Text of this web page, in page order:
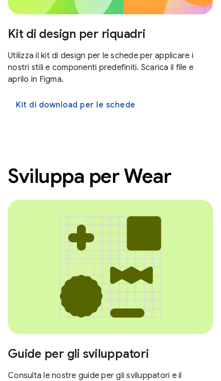
Kit di design per riquadri
Utilizza il kit di design per le schede per applicare i
nostri stili e componenti predefiniti. Scarica il file e
aprilo in Figma.
Kit di download per le schede
Sviluppa per Wear
Guide per gli sviluppatori
Consulta le nostre guide per gli sviluppatori e il